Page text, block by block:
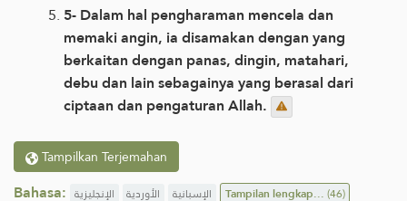
5- Dalam hal pengharaman mencela dan
memaki angin, ia disamakan dengan yang
berkaitan dengan panas, dingin, matahari,
debu dan lain sebagainya yang berasal dari
ciptaan dan pengaturan Allah.
Tampilkan Terjemahan
Bahasa: الإنجليزية الأوردية الإسبانية Tampilan lengkap...(46)